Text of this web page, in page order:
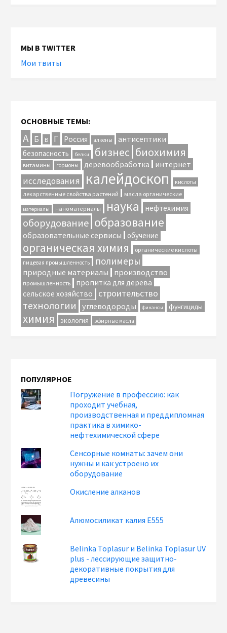
МЫ В TWITTER
Мои твиты
ОСНОВНЫЕ ТЕМЫ:
А Б В Г Россия алкены антисептики
безопасность белки бизнес биохимия
витамины гормоны деревообработка интернет
исследования калейдоскоп кислоты
лекарственные свойства растений масла органические
материалы наноматериалы наука нефтехимия
оборудование образование
образовательные сервисы обучение
органическая химия органические кислоты
пищевая промышленность полимеры
природные материалы производство
промышленность
пропитка для дерева
сельское хозяйство
строительство
технологии углеводороды финансы фунгициды
химия экология эфирные масла
ПОПУЛЯРНОЕ
Погружение в профессию: как
проходит учебная,
производственная и преддипломная
практика в химико-
нефтехимической сфере
Сенсорные комнаты: зачем они
нужны и как устроено их
оборудование
Окисление алканов
Алюмосиликат калия Е555
Belinka Toplasur и Belinka Toplasur UV
plus - лессирующие защитно-
декоративные покрытия для
древесины